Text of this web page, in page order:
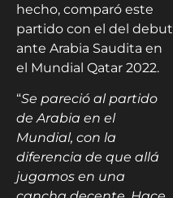
hecho, comparó este
partido con el del debut
ante Arabia Saudita en
el Mundial Qatar 2022.
“Se pareció al partido
de Arabia en el
Mundial, con la
diferencia de que allá
jugamos en una